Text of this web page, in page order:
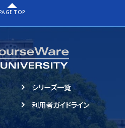
TOP
シリーズ一覧
利用者ガイドライン